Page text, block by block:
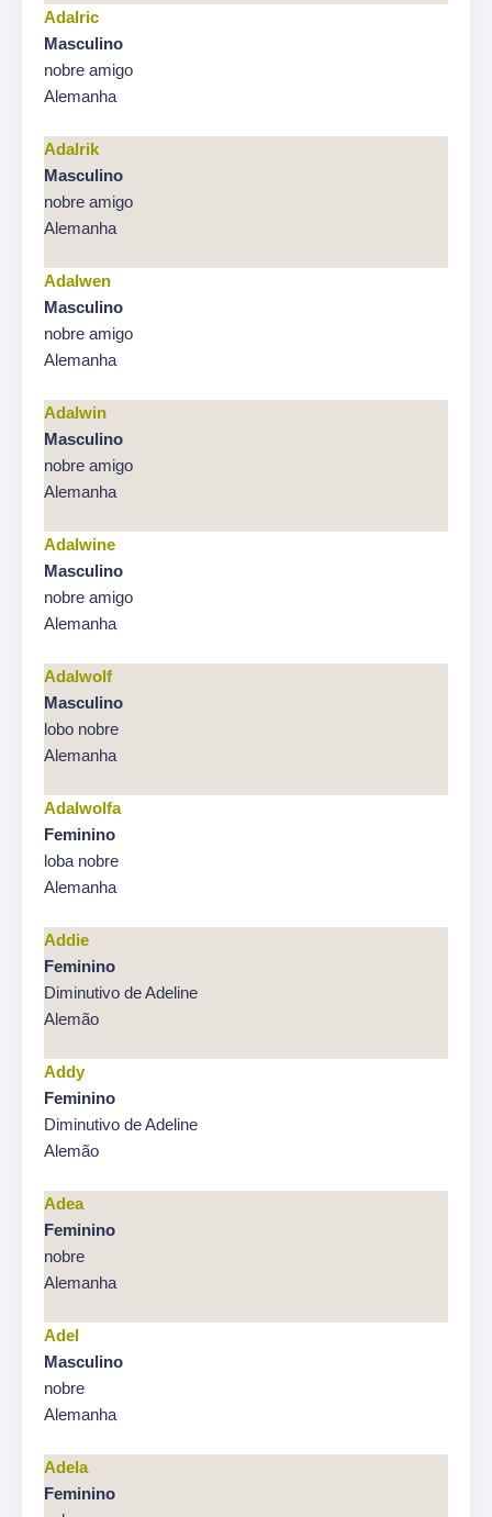
Adalric
Masculino
nobre amigo
Alemanha
Adalrik
Masculino
nobre amigo
Alemanha
Adalwen
Masculino
nobre amigo
Alemanha
Adalwin
Masculino
nobre amigo
Alemanha
Adalwine
Masculino
nobre amigo
Alemanha
Adalwolf
Masculino
lobo nobre
Alemanha
Adalwolfa
Feminino
loba nobre
Alemanha
Addie
Feminino
Diminutivo de Adeline
Alemão
Addy
Feminino
Diminutivo de Adeline
Alemão
Adea
Feminino
nobre
Alemanha
Adel
Masculino
nobre
Alemanha
Adela
Feminino